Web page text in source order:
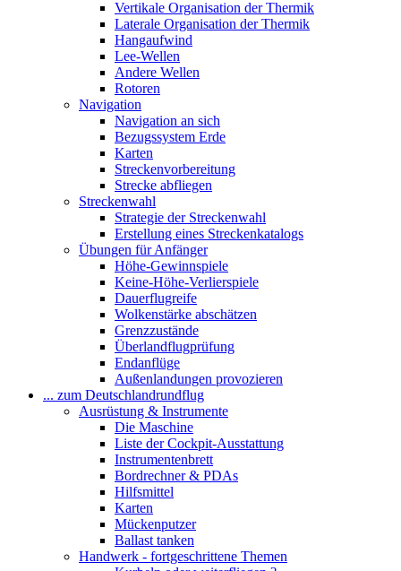
Vertikale Organisation der Thermik
Laterale Organisation der Thermik
Hangaufwind
Lee-Wellen
Andere Wellen
Rotoren
Navigation
Navigation an sich
Bezugssystem Erde
Karten
Streckenvorbereitung
Strecke abfliegen
Streckenwahl
Strategie der Streckenwahl
Erstellung eines Streckenkatalogs
Übungen für Anfänger
Höhe-Gewinnspiele
Keine-Höhe-Verlierspiele
Dauerflugreife
Wolkenstärke abschätzen
Grenzzustände
Überlandflugprüfung
Endanflüge
Außenlandungen provozieren
... zum Deutschlandrundflug
Ausrüstung & Instrumente
Die Maschine
Liste der Cockpit-Ausstattung
Instrumentenbrett
Bordrechner & PDAs
Hilfsmittel
Karten
Mückenputzer
Ballast tanken
Handwerk - fortgeschrittene Themen